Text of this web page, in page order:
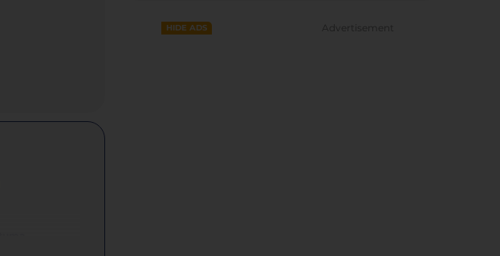
HIDE ADS Advertisement